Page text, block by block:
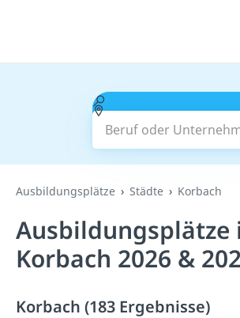
Beruf oder
Suchen
Ausbildungsplätze Städte Korbach
Ausbildungsplätze
Korbach 2026 &
Korbach (183 Ergebnisse)